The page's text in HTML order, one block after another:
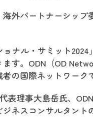
外パートナーシッ
ョナル・サミット
す。ODN（OD
の国際ネットワーク
表理事大島岳氏、
ネスコンサルタント